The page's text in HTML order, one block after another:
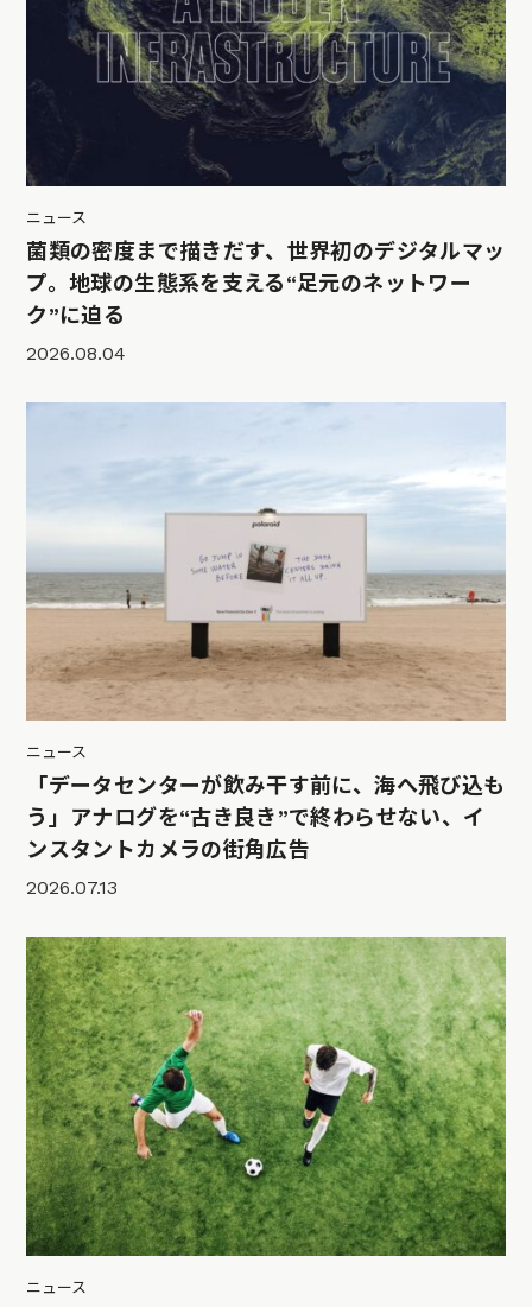
ニュース
菌類の密度まで描きだす、世界初のデジタルマッ
プ。地球の生態系を支える“足元のネットワー
ク”に迫る
2026.08.04
ニュース
「データセンターが飲み干す前に、海へ飛び込も
う」アナログを“古き良き”で終わらせない、イ
ンスタントカメラの街角広告
2026.07.13
ニュース